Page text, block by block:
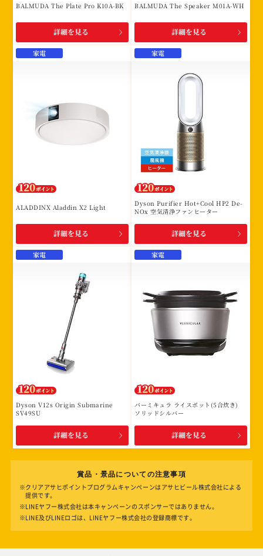
BALMUDA The Plate Pro K10A-BK
詳細を見る
BALMUDA The Speaker M01A-WH
詳細を見る
家電
ALADDINX Aladdin X2 Light
詳細を見る
家電
Dyson Purifier Hot+Cool HP2 De-
NOx 空気清浄ファンヒーター
詳細を見る
家電
Dyson V12s Origin Submarine
SV49SU
詳細を見る
家電
バーミキュラ ライスポット(5合炊き)
ソリッドシルバー
詳細を見る
賞品・景品についての注意事項
※クリアアサヒポイントプログラムキャンペーンはアサヒビール株式会社による
提供です。
※LINEヤフー株式会社は本キャンペーンのスポンサーではありません。
※LINE及びLINEロゴは、LINEヤフー株式会社の登録商標です。